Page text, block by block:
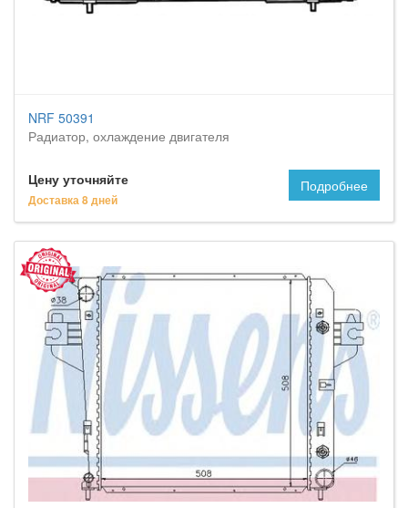
NRF 50391
Радиатор, охлаждение двигателя
Цену уточняйте
Доставка 8 дней
Подробнее